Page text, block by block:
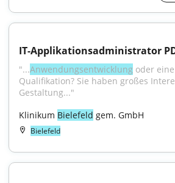
IT-Applikationsadministrator
"...Anwendungsentwicklung oder
Qualifikation? Sie haben großes
Gestaltung..."
Klinikum Bielefeld gem. GmbH
Bielefeld